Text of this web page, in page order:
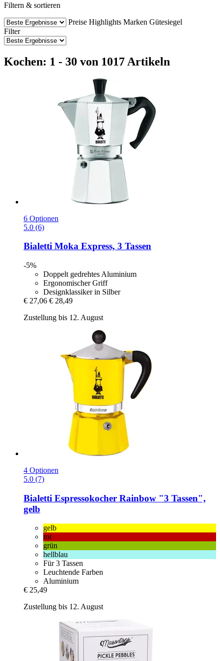
Filtern & sortieren
Preise Highlights Marken Gütesiegel
Filter
Kochen: 1 - 30 von 1017 Artikeln
6 Optionen
5.0 (6)
Bialetti Moka Express, 3 Tassen
-5%
Doppelt gedrehtes Aluminium
Ergonomischer Griff
Designklassiker in Silber
€ 27,06 € 28,49
Zustellung bis 12. August
4 Optionen
5.0 (7)
Bialetti Espressokocher Rainbow "3 Tassen",
gelb
gelb
rot
grün
hellblau
Für 3 Tassen
Leuchtende Farben
Aluminium
€ 25,49
Zustellung bis 12. August